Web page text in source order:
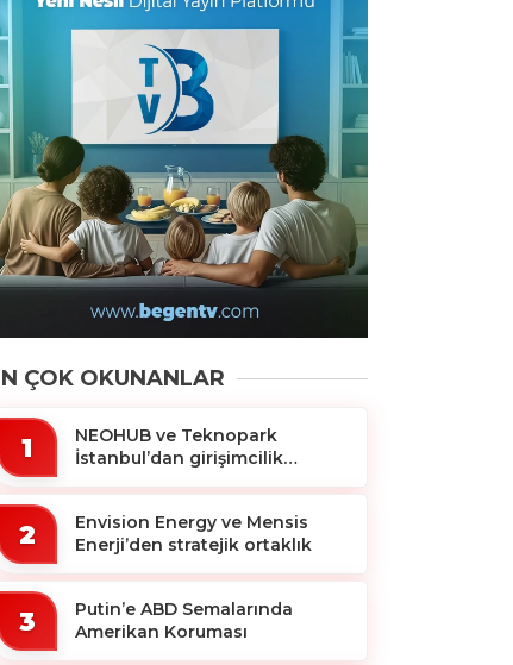
ÇOK OKUNANLAR
1
NEOHUB ve Teknopark
İstanbul’dan girişimcilik
2
Envision Energy ve Mensis
Enerji’den stratejik ortaklık
3
Putin’e ABD Semalarında
Amerikan Koruması